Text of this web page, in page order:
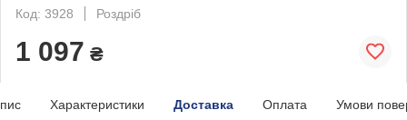
Код: 3928
Роздріб
1 097 ₴
Характеристики Доставка Оплата Умови